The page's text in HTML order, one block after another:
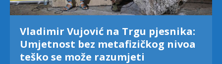
Vladimir Vujović na Trgu pjesnika:
Umjetnost bez metafizičkog nivoa
teško se može razumjeti